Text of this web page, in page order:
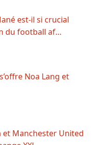
est-il si crucial
du football af…
Noa Lang et
et Manchester United